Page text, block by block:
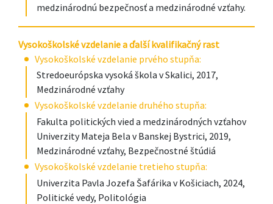
medzinárodnú bezpečnosť a medzinárodné vzťahy.
Vysokoškolské vzdelanie a ďalší kvalifikačný rast
Vysokoškolské vzdelanie prvého stupňa:
Stredoeurópska vysoká škola v Skalici, 2017,
Medzinárodné vzťahy
Vysokoškolské vzdelanie druhého stupňa:
Fakulta politických vied a medzinárodných vzťahov
Univerzity Mateja Bela v Banskej Bystrici, 2019,
Medzinárodné vzťahy, Bezpečnostné štúdiá
Vysokoškolské vzdelanie tretieho stupňa:
Univerzita Pavla Jozefa Šafárika v Košiciach, 2024,
Politické vedy, Politológia